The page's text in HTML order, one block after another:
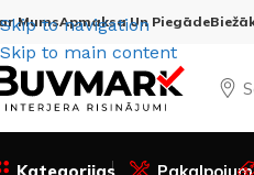
Skip to navigation
Skip to main content
MumsApmaksa Un Piegāde
Kategorijas